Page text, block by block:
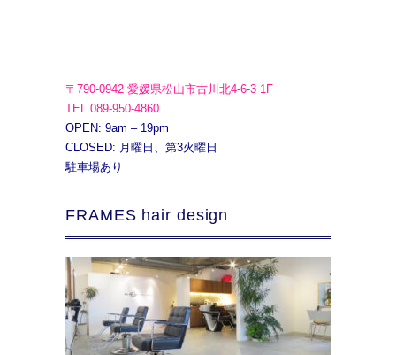
〒790-0942 愛媛県松山市古川北4-6-3 1F
TEL.089-950-4860
OPEN: 9am – 19pm
CLOSED: 月曜日、第3火曜日
駐車場あり
FRAMES hair design